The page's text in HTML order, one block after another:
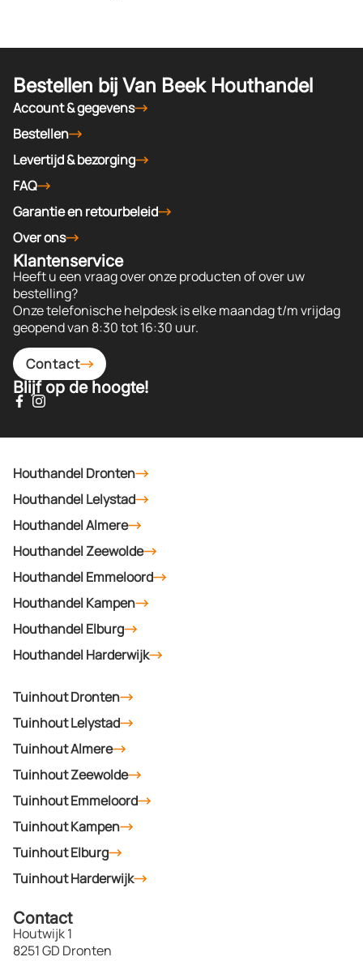
Bestellen bij Van Beek Houthandel
Account & gegevens
Bestellen
Levertijd & bezorging
FAQ
Garantie en retourbeleid
Over ons
Klantenservice
Heeft u een vraag over onze producten of over uw
bestelling?
Onze telefonische helpdesk is elke maandag t/m vrijdag
geopend van 8:30 tot 16:30 uur.
Contact
Blijf op de hoogte!
Houthandel Dronten
Houthandel Lelystad
Houthandel Almere
Houthandel Zeewolde
Houthandel Emmeloord
Houthandel Kampen
Houthandel Elburg
Houthandel Harderwijk
Tuinhout Dronten
Tuinhout Lelystad
Tuinhout Almere
Tuinhout Zeewolde
Tuinhout Emmeloord
Tuinhout Kampen
Tuinhout Elburg
Tuinhout Harderwijk
Contact
Houtwijk 1
8251 GD Dronten